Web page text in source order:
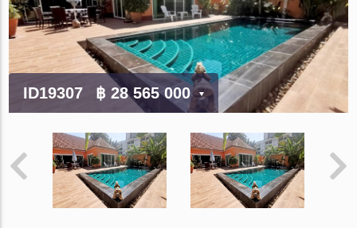
ID19307 ฿ 28 565 000